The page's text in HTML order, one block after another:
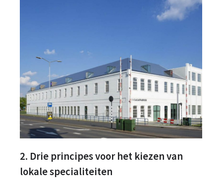
2. Drie principes voor het kiezen van
lokale specialiteiten